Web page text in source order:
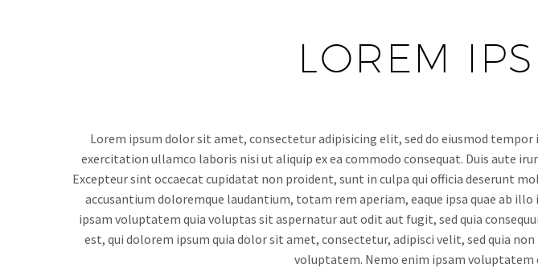
LOREM
Lorem ipsum dolor sit amet, consectetur adipisicing elit, sed do eiusmod
exercitation ullamco laboris nisi ut aliquip ex ea commodo consequat. Duis aute
Excepteur sint occaecat cupidatat non proident, sunt in culpa qui officia deserunt
accusantium doloremque laudantium, totam rem aperiam, eaque ipsa quae ab
ipsam voluptatem quia voluptas sit aspernatur aut odit aut fugit, sed quia
est, qui dolorem ipsum quia dolor sit amet, consectetur, adipisci velit, sed quia
voluptatem. Nemo enim ipsam